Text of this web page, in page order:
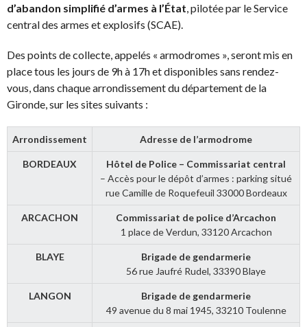
d’abandon simplifié d’armes à l’État , pilotée par le Service
central des armes et explosifs (SCAE).
Des points de collecte, appelés « armodromes », seront mis en
place tous les jours de 9h à 17h et disponibles sans rendez-
vous, dans chaque arrondissement du département de la
Gironde, sur les sites suivants :
Arrondissement Adresse de l’armodrome
BORDEAUX
Hôtel de Police – Commissariat central
– Accès pour le dépôt d’armes : parking situé
rue Camille de Roquefeuil 33000 Bordeaux
ARCACHON
Commissariat de police d’Arcachon
1 place de Verdun, 33120 Arcachon
BLAYE
Brigade de gendarmerie
56 rue Jaufré Rudel, 33390 Blaye
LANGON
Brigade de gendarmerie
49 avenue du 8 mai 1945, 33210 Toulenne